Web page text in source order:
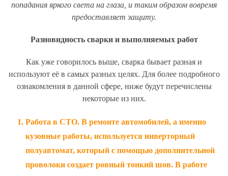
попадания яркого света на глаза, и таким образом вовремя
предоставляет защиту.
Разновидность сварки и выполняемых работ
Как уже говорилось выше, сварка бывает разная и
используют её в самых разных целях. Для более подробного
ознакомления в данной сфере, ниже будут перечислены
некоторые из них.
Работа в СТО. В ремонте автомобилей, а именно
кузовные работы, используется инверторный
полуавтомат, который с помощью дополнительной
проволоки создает ровный тонкий шов. В работе